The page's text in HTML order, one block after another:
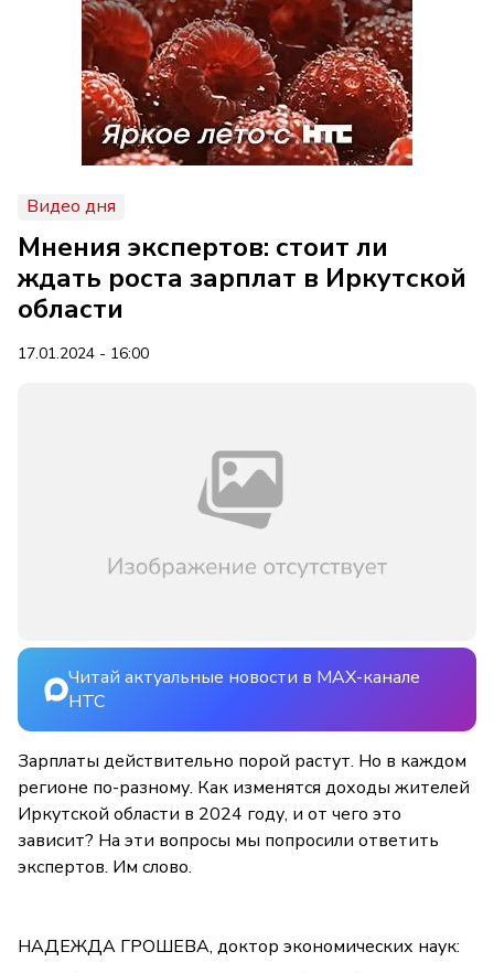
Видео дня
Мнения экспертов: стоит ли
ждать роста зарплат в Иркутской
области
17.01.2024 - 16:00
Читай актуальные новости в MAX-канале
НТС
Зарплаты действительно порой растут. Но в каждом
регионе по-разному. Как изменятся доходы жителей
Иркутской области в 2024 году, и от чего это
зависит? На эти вопросы мы попросили ответить
экспертов. Им слово.
НАДЕЖДА ГРОШЕВА, доктор экономических наук: